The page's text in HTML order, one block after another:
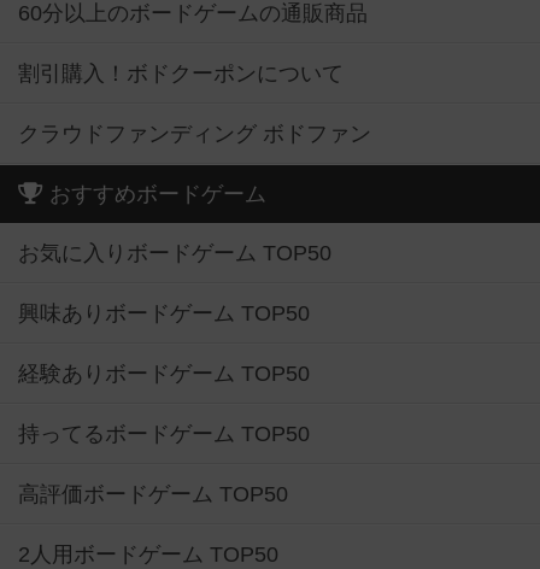
60分以上のボードゲームの通販商品
割引購入！ボドクーポンについて
クラウドファンディング ボドファン
おすすめボードゲーム
お気に入りボードゲーム TOP50
興味ありボードゲーム TOP50
経験ありボードゲーム TOP50
持ってるボードゲーム TOP50
高評価ボードゲーム TOP50
2人用ボードゲーム TOP50